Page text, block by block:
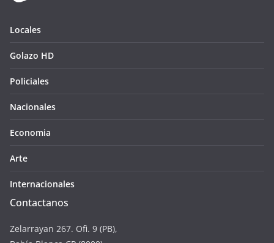
Locales
Golazo HD
Policiales
Nacionales
Economia
Arte
Internacionales
Contactanos
Zelarrayan 267. Ofi. 9 (PB),